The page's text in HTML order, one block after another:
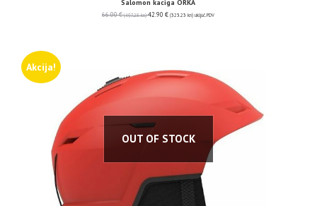
Salomon kaciga ORKA
66.00€ (497.28 kn) 42.90 € (323.23 kn) uključ. PDV
Akcija!
OUT OF STOCK